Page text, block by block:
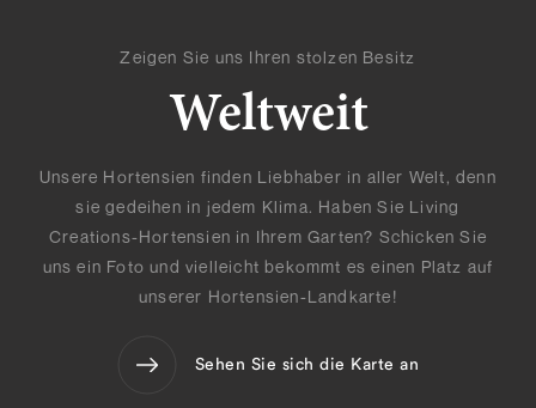
Zeigen Sie uns Ihren stolzen Besitz
Weltweit
Unsere Hortensien finden Liebhaber in aller Welt, denn
sie gedeihen in jedem Klima. Haben Sie Living
Creations-Hortensien in Ihrem Garten? Schicken Sie
uns ein Foto und vielleicht bekommt es einen Platz auf
unserer Hortensien-Landkarte!
Sehen Sie sich die Karte an